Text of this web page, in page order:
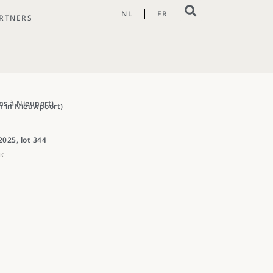
NL FR
à Nieuport)
in Nieuwpoort)
lot 344